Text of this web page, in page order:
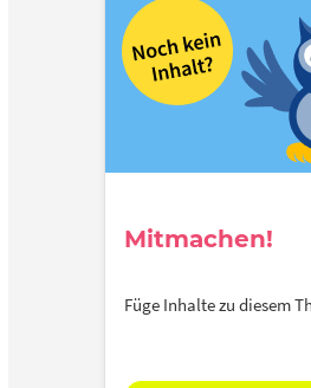
Mitmachen!
Füge Inhalte zu diesem